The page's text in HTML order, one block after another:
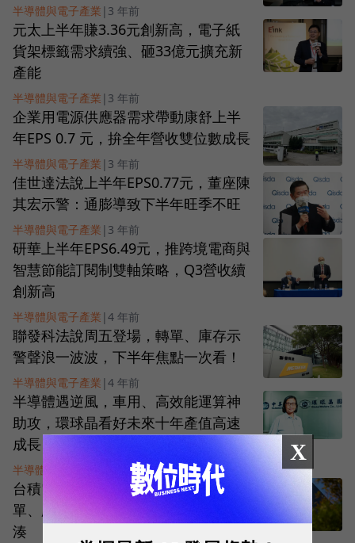
半導體與電子產業 | 3 年前
元太上半年賺3.36元創新高，電子紙
貨架標籤需求續強、砸33億元擴充新
產能
半導體與電子產業 | 3 年前
企業用電源供應器需求帶動康舒上半
年EPS 0.7 元，拚全年營收雙位數成長
半導體與電子產業 | 3 年前
佳世達法說上半年EPS0.77元，董座陳
其宏示警：通膨導致下半年旺季不旺
半導體與電子產業 | 3 年前
研華上半年EPS6.49元，推跨境電商與
智慧節能訂閱制雙軸策略，Q3營收續
創新高
半導體與電子產業 | 4 年前
聯發科法說周五登場，轉單、庫存示
警聲浪一波波，下半年焦點一次看！
半導體與電子產業 | 4 年前
半導體遇逆風，車用、高效能運算神
助攻，環球晶看好未來十年產值高速
成長
半導體與電子產業 4 年前
台積電Q2毛利率飆到59%，破除砍
單、庫存過高雜音！產能利用率仍緊
湊
X